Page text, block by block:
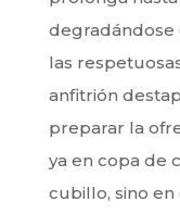
degradándose
las
anfitrión
preparar la
ya en copa de
cubillo, sino